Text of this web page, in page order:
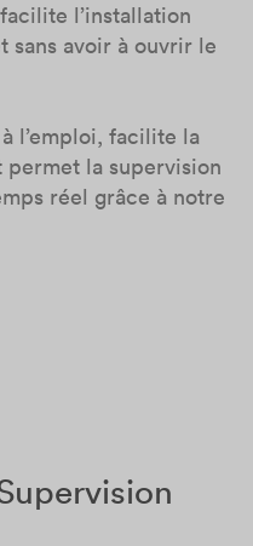
l’installation
sans avoir à ouvrir le
l’emploi, facilite la
permet la supervision
réel grâce à notre